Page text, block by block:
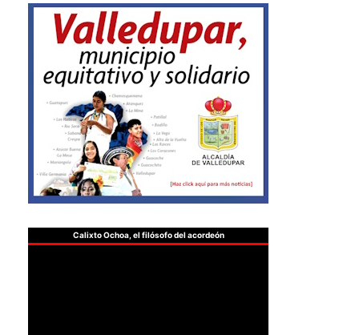
Calixto Ochoa, el filósofo del acordeón